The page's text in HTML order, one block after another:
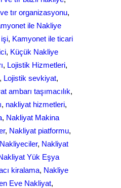
tır organizasyonu
ile Nakliye
, Kamyonet ile ticari
, Küçük Nakliye
, Lojistik Hizmetleri
, Lojistik sevkiyat
ambarı taşımacılık
, nakliyat hizmetleri
, Nakliyat Makina
, Nakliyat piatformu
, Nakliyat
Yük Eşya
kiralama, Nakliye
Eve Nakliyat